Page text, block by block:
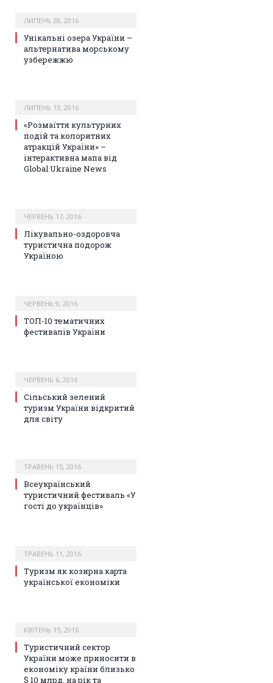
ЛИПЕНЬ 28, 2016
Унікальні озера України –
альтернатива морському
узбережжю
ЛИПЕНЬ 13, 2016
«Розмаїття культурних
подій та колоритних
атракцій України» –
інтерактивна мапа від
Global Ukraine News
ЧЕРВЕНЬ 17, 2016
Лікувально-оздоровча
туристична подорож
Україною
ЧЕРВЕНЬ 9, 2016
ТОП-10 тематичних
фестивалів України
ЧЕРВЕНЬ 6, 2016
Сільський зелений
туризм України відкритий
для світу
ТРАВЕНЬ 15, 2016
Всеукраїнський
туристичний фестиваль «У
гості до українців»
ТРАВЕНЬ 11, 2016
Туризм як козирна карта
української економіки
КВІТЕНЬ 15, 2016
Туристичний сектор
України може приносити в
економіку країни близько
$ 10 млрд. на рік та